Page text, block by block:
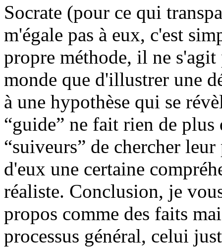
Socrate (pour ce qui
m'égale pas à eux, c'est
propre méthode, il ne
monde que d'illustrer une
à une hypothèse qui se
“guide” ne fait rien de plus
“suiveurs” de chercher
d'eux une certaine
réaliste. Conclusion, je
propos comme des faits
processus général, celui